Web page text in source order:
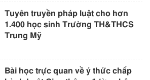
Tuyên truyền pháp luật cho hơn
1.400 học sinh Trường TH&THCS
Trung Mỹ
Bài học trực quan về ý thức chấp